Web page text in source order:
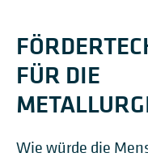
FÜR DIE
Wie würde die